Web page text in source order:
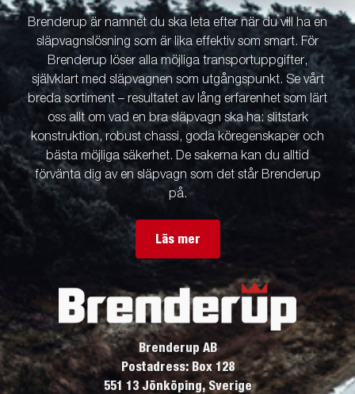
Brenderup är namnet du ska leta efter när du vill ha en
släpvagnslösning som är lika effektiv som smart. För
Brenderup löser alla möjliga transportuppgifter,
självklart med släpvagnen som utgångspunkt. Se vårt
breda sortiment – resultatet av lång erfarenhet som lärt
oss allt om vad en bra släpvagn ska ha: slitstark
konstruktion, robust chassi, goda köregenskaper och
bästa möjliga säkerhet. De sakerna kan du alltid
förvänta dig av en släpvagn som det står Brenderup
på.
Läs mer
Brenderup AB
Postadress: Box 128
551 13 Jönköping, Sverige